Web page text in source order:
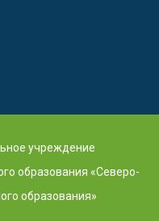
учреждение
образования «Северо-
образования»